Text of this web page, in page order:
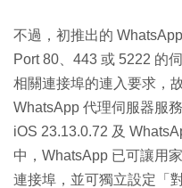
不過，初推出的
Port 80、443 或 5222 的
相關連接埠的連入要求，
WhatsApp 代理伺服器服
iOS 23.13.0.72 及
中，WhatsApp 已可讓用
連接埠，並可獨立設定「